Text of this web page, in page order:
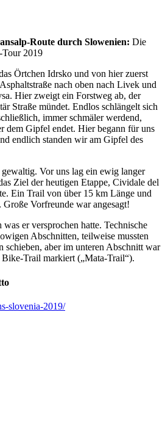
Route durch Slowenien: Die
Tour 2019
Örtchen Idrsko und von hier zuerst
nach oben nach Livek und
Hier zweigt ein Forstweg ab, der
Straße mündet. Endlos schlängelt sich
immer schmäler werdend,
dem Gipfel endet. Hier begann für uns
endlich standen wir am Gipfel des
Vor uns lag ein ewig langer
Ziel der heutigen Etappe, Cividale del
Ein Trail von über 15 km Länge und
Vorfreunde war angesagt!
er versprochen hatte. Technische
Abschnitten, teilweise mussten
schieben, aber im unteren Abschnitt war
Trail markiert („Mata-Trail“).
slovenia-2019/